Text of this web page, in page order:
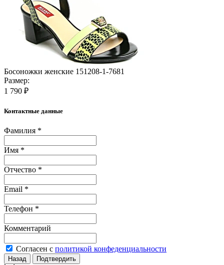
Босоножки женские 151208-1-7681
Размер:
1 790 ₽
Контактные данные
Фамилия *
Имя *
Отчество *
Email *
Телефон *
Комментарий
Согласен с политикой конфеденциальности
Назад Подтвердить